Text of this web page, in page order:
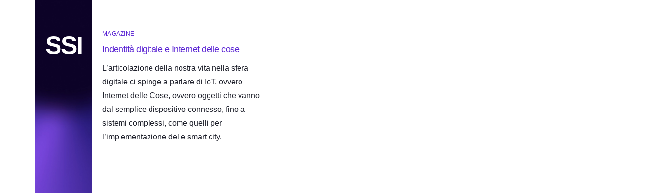
SSI MAGAZINE
Indentità digitale e Internet delle cose
L’articolazione della nostra vita nella sfera
digitale ci spinge a parlare di IoT, ovvero
Internet delle Cose, ovvero oggetti che vanno
dal semplice dispositivo connesso, fino a
sistemi complessi, come quelli per
l’implementazione delle smart city.